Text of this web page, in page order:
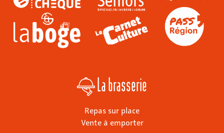
La brasserie
Repas sur place
Vente à emporter